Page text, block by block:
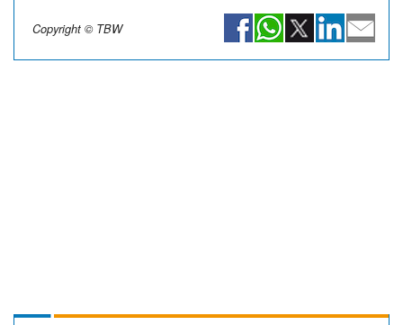
Copyright © TBW